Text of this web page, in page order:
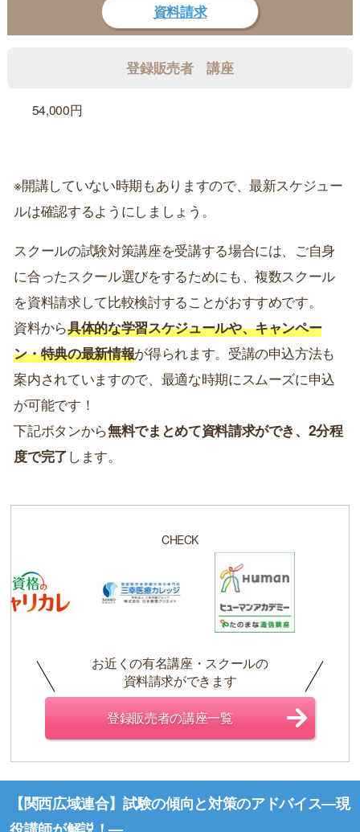
資料請求
登録販売者 講座
54,000円
※開講していない時期もありますので、最新スケジュー
ルは確認するようにしましょう。
スクールの試験対策講座を受講する場合には、ご自身
に合ったスクール選びをするためにも、複数スクール
を資料請求して比較検討することがおすすめです。
資料から具体的な学習スケジュールや、キャンペー
ン・特典の最新情報が得られます。受講の申込方法も
案内されていますので、最適な時期にスムーズに申込
が可能です！
下記ボタンから無料でまとめて資料請求ができ、2分程
度で完了 します。
CHECK
お近くの有名講座・スクールの
資料請求ができます
登録販売者の講座一覧
【関西広域連合】試験の傾向と対策のアドバイス―現